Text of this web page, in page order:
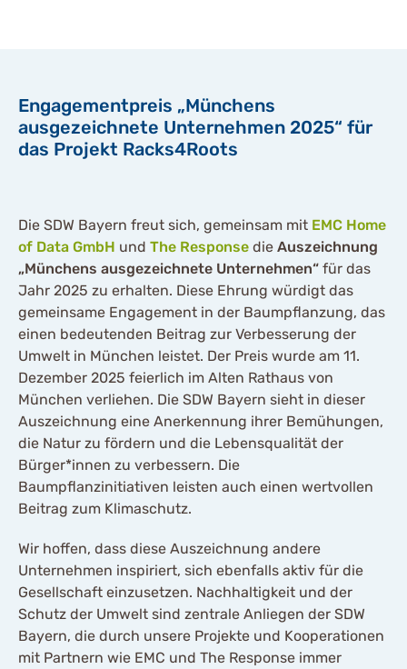
Engagementpreis „Münchens
ausgezeichnete Unternehmen 2025“ für
das Projekt Racks4Roots
Die SDW Bayern freut sich, gemeinsam mit EMC Home
of Data GmbH und The Response die Auszeichnung
„Münchens ausgezeichnete Unternehmen“ für das
Jahr 2025 zu erhalten. Diese Ehrung würdigt das
gemeinsame Engagement in der Baumpflanzung, das
einen bedeutenden Beitrag zur Verbesserung der
Umwelt in München leistet. Der Preis wurde am 11.
Dezember 2025 feierlich im Alten Rathaus von
München verliehen. Die SDW Bayern sieht in dieser
Auszeichnung eine Anerkennung ihrer Bemühungen,
die Natur zu fördern und die Lebensqualität der
Bürger*innen zu verbessern. Die
Baumpflanzinitiativen leisten auch einen wertvollen
Beitrag zum Klimaschutz.
Wir hoffen, dass diese Auszeichnung andere
Unternehmen inspiriert, sich ebenfalls aktiv für die
Gesellschaft einzusetzen. Nachhaltigkeit und der
Schutz der Umwelt sind zentrale Anliegen der SDW
Bayern, die durch unsere Projekte und Kooperationen
mit Partnern wie EMC und The Response immer